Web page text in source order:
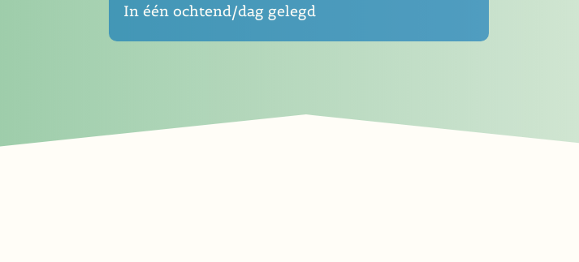
In één ochtend/dag gelegd